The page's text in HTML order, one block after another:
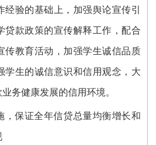
验的基础上，加强舆论宣传引
贷款政策的宣传解释工作，配合
传教育活动，加强学生诚信品质
学生的诚信意识和信用观念，大
务健康发展的信用环境。
，保证全年信贷总量均衡增长和